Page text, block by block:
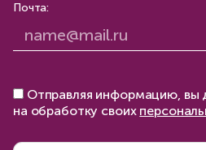
Почта:
Отправляя информацию, вы
на обработку своих